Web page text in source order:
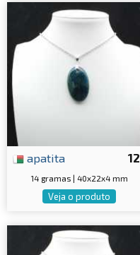
12
apatita
14 gramas | 40x22x4 mm
Veja o produto